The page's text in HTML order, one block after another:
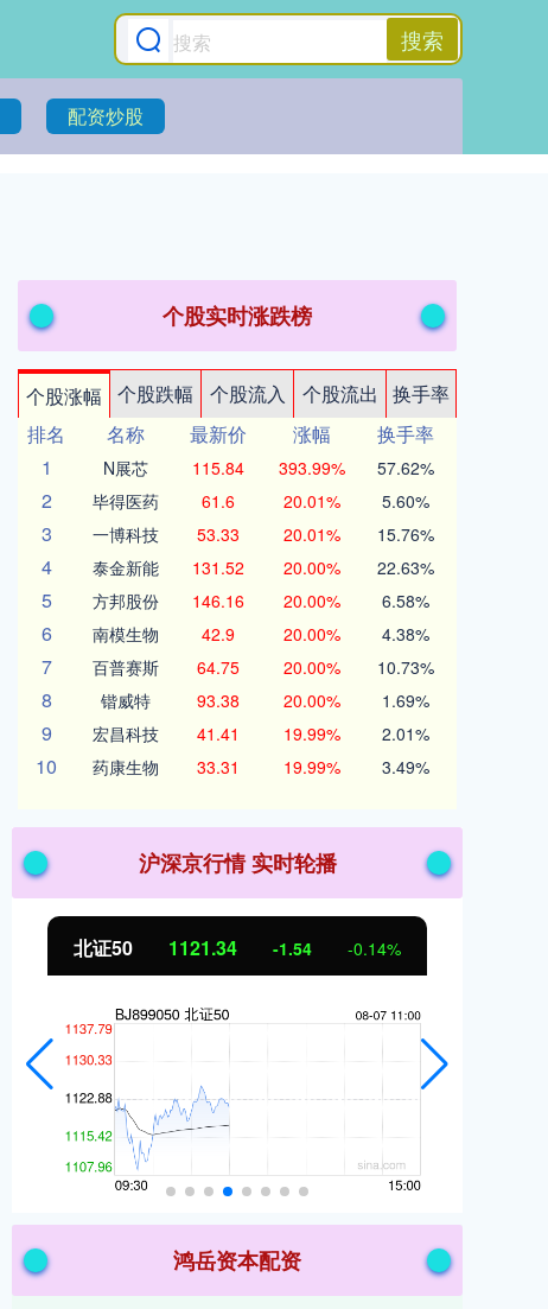
搜索
配资炒股
个股实时涨跌榜
个股涨幅 个股跌幅 个股流入 个股流出
换手率
排名
名称 最新价 涨幅
换手率
1
N展芯 115.84 393.99% 57.62%
2 毕得医药 61.6 20.01% 5.60%
3 一博科技 53.33 20.01% 15.76%
4 泰金新能 131.52 20.00% 22.63%
5 方邦股份 146.16 20.00% 6.58%
6 南模生物 42.9 20.00% 4.38%
7 百普赛斯 64.75 20.00% 10.73%
8 锴威特 93.38 20.00% 1.69%
9 宏昌科技 41.41 19.99% 2.01%
10 药康生物 33.31 19.99% 3.49%
沪深京行情 实时轮播
北证50 1121.34 -1.54 -0.14%
鸿岳资本配资